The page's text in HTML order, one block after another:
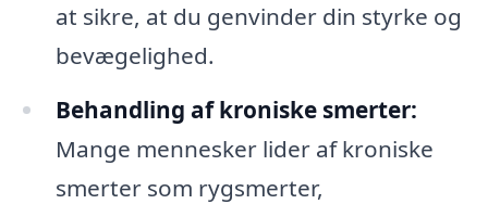
at sikre, at du genvinder din styrke og
bevægelighed.
Behandling af kroniske smerter:
Mange mennesker lider af kroniske
smerter som rygsmerter,